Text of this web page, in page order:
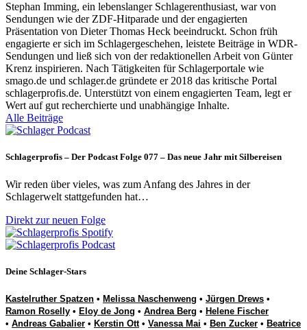
Stephan Imming, ein lebenslanger Schlagerenthusiast, war von
Sendungen wie der ZDF-Hitparade und der engagierten
Präsentation von Dieter Thomas Heck beeindruckt. Schon früh
engagierte er sich im Schlagergeschehen, leistete Beiträge in WDR-
Sendungen und ließ sich von der redaktionellen Arbeit von Günter
Krenz inspirieren. Nach Tätigkeiten für Schlagerportale wie
smago.de und schlager.de gründete er 2018 das kritische Portal
schlagerprofis.de. Unterstützt von einem engagierten Team, legt er
Wert auf gut recherchierte und unabhängige Inhalte.
Alle Beiträge
Schlagerprofis – Der Podcast Folge 077 – Das neue Jahr mit Silbereisen
Wir reden über vieles, was zum Anfang des Jahres in der
Schlagerwelt stattgefunden hat…
Direkt zur neuen Folge
Deine Schlager-Stars
Kastelruther Spatzen • Melissa Naschenweng • Jürgen Drews •
Ramon Roselly • Eloy de Jong • Andrea Berg • Helene Fischer
• Andreas Gabalier • Kerstin Ott• Vanessa Mai • Ben Zucker • Beatrice